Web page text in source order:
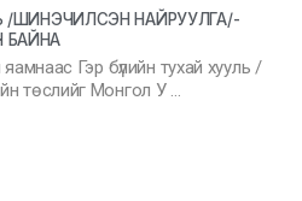
/ШИНЭЧИЛСЭН НАЙРУУЛГА/-
БАЙНА
Гэр бүлийн тухай хууль /
төслийг Монгол У …